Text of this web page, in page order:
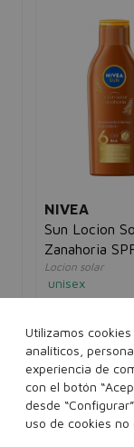
NIVEA
Sun Locion
Zanahoria
Locion solar
unisex
10,00€
Añadir a la
Utilizamos
analíticos,
experiencia de
con el botón
desde
uso de cookies no